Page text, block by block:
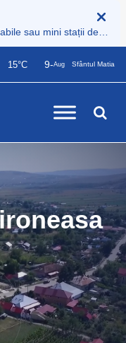
15°C 9-Aug Sfântul Matia